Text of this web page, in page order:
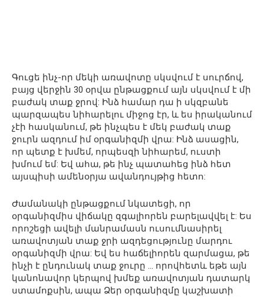
Գուցե ինչ-որ մեկի առավոտը սկսվում է սուրճով,
բայց վերջին 30 օրվա ընթացքում այն ​​սկսվում է մի
բաժակ տաք ջրով: Ինձ համար դա ի սկզբանե
պարզապես նիհարելու միջոց էր, և ես իրականում
չէի հասկանում, թե ինչպես է մեկ բաժակ տաք
ջուրն ազդում իմ օրգանիզմի վրա: Ինձ ասացին,
որ պետք է խմեմ, որպեսզի նիհարեմ, ուստի
խմում եմ: Եվ ահա, թե ինչ պատահեց ինձ հետ
այսպիսի ամենօրյա ավանդույթից հետո:
Ժամանակի ընթացքում նկատեցի, որ
օրգանիզմիս վիճակը զգալիորեն բարելավվել է: Ես
որոշեցի ավելի մանրամասն ուսումնասիրել
առավոտյան տաք ջրի ազդեցությունը մարդու
օրգանիզմի վրա: Եվ ես հաճելիորեն զարմացա, թե
ինչի է ընդունակ տաք ջուրը … որովհետև եթե այն
կանոնավոր կերպով խմեք առավոտյան դատարկ
ստամոքսին, ապա Ձեր օրգանիզմը կաշխատի